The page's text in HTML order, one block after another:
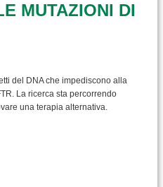
MUTAZIONI DI
del DNA che impediscono alla
La ricerca sta percorrendo
una terapia alternativa.